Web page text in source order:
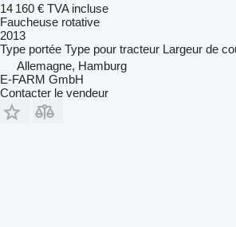
14 160 € TVA incluse
Faucheuse rotative
2013
Type portée Type pour tracteur Largeur de
Allemagne, Hamburg
E-FARM GmbH
Contacter le vendeur